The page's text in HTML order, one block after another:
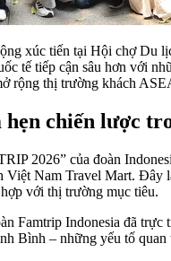
xúc tiến tại Hội chợ
tế tiếp cận sâu hơn với
rộng thị trường khách
hẹn chiến lược
2026” của đoàn
Nam Travel Mart. Đây
với thị trường mục tiêu.
Famtrip Indonesia đã
Bình – những yếu tố